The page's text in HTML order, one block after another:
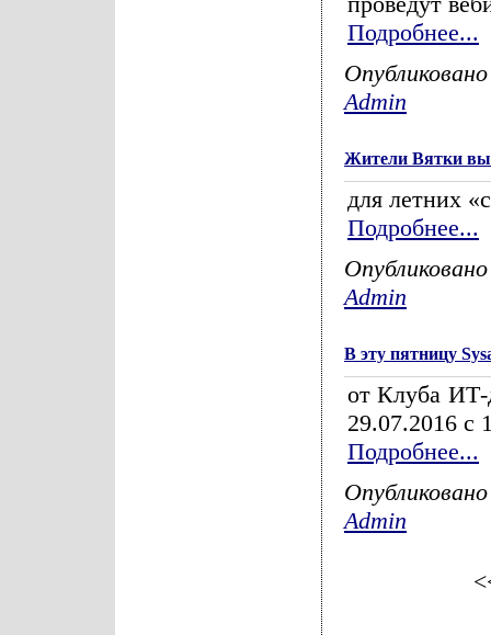
Подробнее...
Admin
Жители Вятки
для летних
Подробнее...
Admin
В эту пятницу
от Клуба ИТ-
29.07.2016 с
Подробнее...
Admin